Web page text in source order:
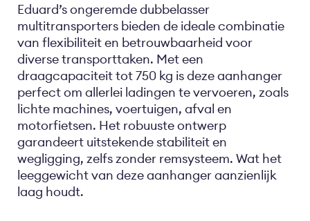
Eduard’s ongeremde dubbelasser
multitransporters bieden de ideale combinatie
van flexibiliteit en betrouwbaarheid voor
diverse transporttaken. Met een
draagcapaciteit tot 750 kg is deze aanhanger
perfect om allerlei ladingen te vervoeren, zoals
lichte machines, voertuigen, afval en
motorfietsen. Het robuuste ontwerp
garandeert uitstekende stabiliteit en
wegligging, zelfs zonder remsysteem. Wat het
leeggewicht van deze aanhanger aanzienlijk
laag houdt.